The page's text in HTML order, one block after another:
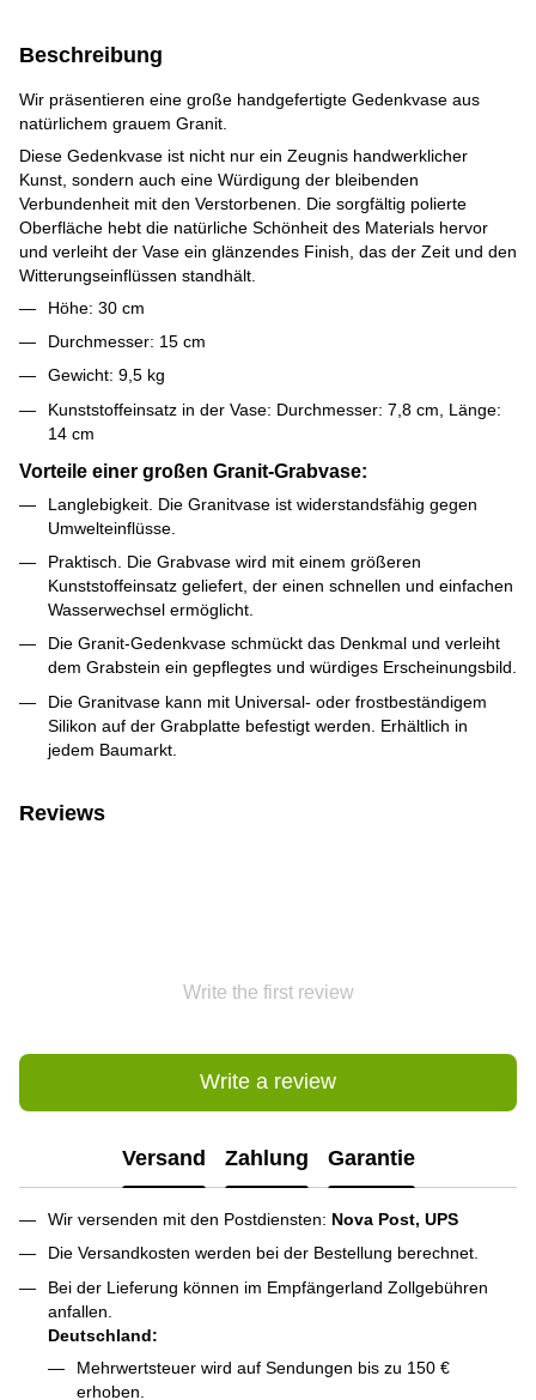
Beschreibung
Wir präsentieren eine große handgefertigte Gedenkvase aus
natürlichem grauem Granit.
Diese Gedenkvase ist nicht nur ein Zeugnis handwerklicher
Kunst, sondern auch eine Würdigung der bleibenden
Verbundenheit mit den Verstorbenen. Die sorgfältig polierte
Oberfläche hebt die natürliche Schönheit des Materials hervor
und verleiht der Vase ein glänzendes Finish, das der Zeit und den
Witterungseinflüssen standhält.
Höhe: 30 cm
Durchmesser: 15 cm
Gewicht: 9,5 kg
Kunststoffeinsatz in der Vase: Durchmesser: 7,8 cm, Länge:
14 cm
Vorteile einer großen Granit-Grabvase:
Langlebigkeit. Die Granitvase ist widerstandsfähig gegen
Umwelteinflüsse.
Praktisch. Die Grabvase wird mit einem größeren
Kunststoffeinsatz geliefert, der einen schnellen und einfachen
Wasserwechsel ermöglicht.
Die Granit-Gedenkvase schmückt das Denkmal und verleiht
dem Grabstein ein gepflegtes und würdiges Erscheinungsbild.
Die Granitvase kann mit Universal- oder frostbeständigem
Silikon auf der Grabplatte befestigt werden. Erhältlich in
jedem Baumarkt.
Reviews
Write the first review
Write a review
Versand Zahlung Garantie
Wir versenden mit den Postdiensten: Nova Post, UPS
Die Versandkosten werden bei der Bestellung berechnet.
Bei der Lieferung können im Empfängerland Zollgebühren
anfallen.
Deutschland:
Mehrwertsteuer wird auf Sendungen bis zu 150 €
erhoben.